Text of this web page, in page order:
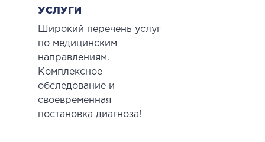
ХИРУРГИЯ
хирургия
И ОРТОПЕДИЯ
опорно-двигательного аппарата
УСЛУГИ
Широкий перечень услуг
по медицинским
направлениям.
Комплексное
обследование и
своевременная
постановка диагноза!